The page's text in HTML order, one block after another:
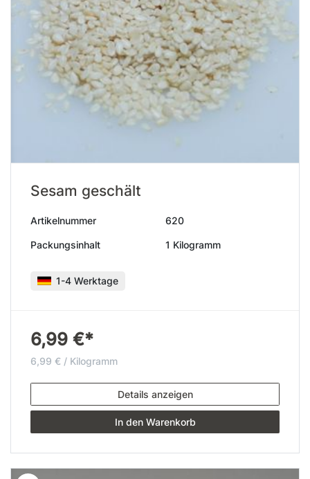
Sesam geschält
Artikelnummer 620
Packungsinhalt 1 Kilogramm
1-4 Werktage
6,99 €*
6,99 € / Kilogramm
Details anzeigen
In den Warenkorb